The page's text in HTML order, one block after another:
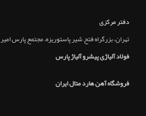
دفتر مرکزی
تهران، بزرگراه فتح, شير پاستوريزه، مجتمع پارس امير
فولاد آلیاژی پیشرو آلیاژ پارس
فروشگاه آهن هارد متال ایران